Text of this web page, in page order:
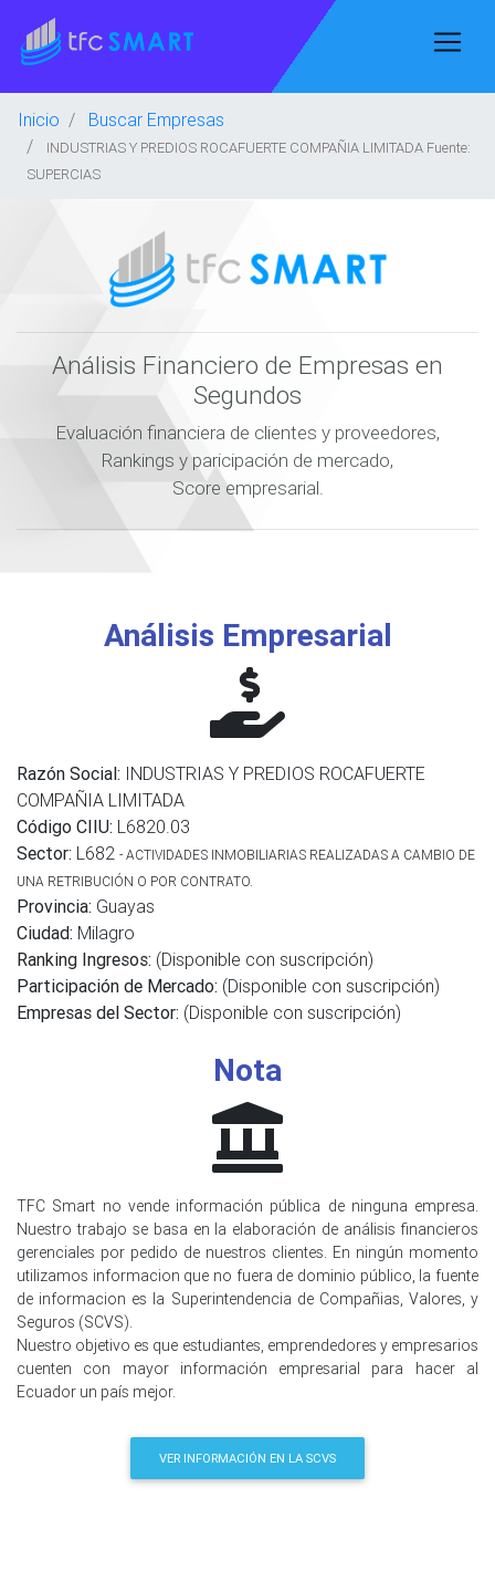
Inicio Buscar Empresas
INDUSTRIAS Y PREDIOS ROCAFUERTE COMPAÑIA LIMITADA Fuente:
SUPERCIAS
Análisis Financiero de Empresas en
Segundos
Evaluación financiera de clientes y proveedores,
Rankings y paricipación de mercado,
Score empresarial.
Análisis Empresarial
Razón Social: INDUSTRIAS Y PREDIOS ROCAFUERTE
COMPAÑIA LIMITADA
Código CIIU: L6820.03
Sector: L682 - ACTIVIDADES INMOBILIARIAS REALIZADAS A CAMBIO DE
UNA RETRIBUCIÓN O POR CONTRATO.
Provincia: Guayas
Ciudad: Milagro
Ranking Ingresos: (Disponible con suscripción)
Participación de Mercado: (Disponible con suscripción)
Empresas del Sector: (Disponible con suscripción)
Nota
TFC Smart no vende información pública de ninguna empresa.
Nuestro trabajo se basa en la elaboración de análisis financieros
gerenciales por pedido de nuestros clientes. En ningún momento
utilizamos informacion que no fuera de dominio público, la fuente
de informacion es la Superintendencia de Compañias, Valores, y
Seguros (SCVS).
Nuestro objetivo es que estudiantes, emprendedores y empresarios
cuenten con mayor información empresarial para hacer al
Ecuador un país mejor.
VER INFORMACIÓN EN LA SCVS